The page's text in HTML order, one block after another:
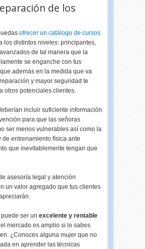
de los
ofrecer un catálogo de cursos
los distintos niveles: principantes,
de tal manera que la
se enganche con tus
además en la medida que va
y mayor seguridad te
otros potenciales clientes.
incluir suficiente información
para que las señoras
ser menos vulnerables así como la
de entrenamiento física ante
que inevitablemente tengan que
asesoría legal y atención
un valor agregado que tus clientes
puede ser unexcelente y rentable
mercado es amplio si lo sabes
¿Conoces alguna mujer que no
en aprender las técnicas